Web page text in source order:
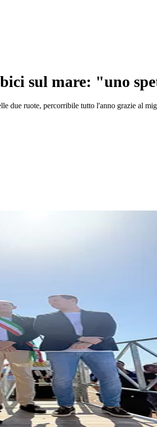
sul mare: "uno
due ruote, percorribile tutto l'anno grazie al